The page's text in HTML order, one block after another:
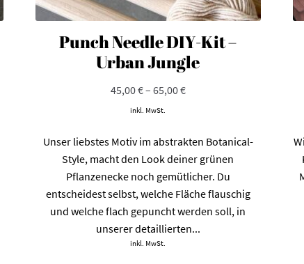
Punch Needle DIY-Kit –
Urban Jungle
45,00€– 65,00€
inkl. MwSt.
Unser liebstes Motiv im abstrakten Botanical-
Style, macht den Look deiner grünen
Pflanzenecke noch gemütlicher. Du
entscheidest selbst, welche Fläche flauschig
und welche flach gepuncht werden soll, in
unserer detaillierten...
inkl. MwSt.